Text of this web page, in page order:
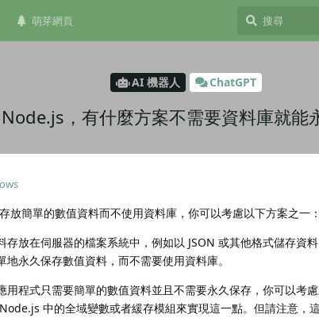
萌芽網頁
AI 機器人 ChatGPT
，有什麼方案不需要資料庫就能
放簡單的數值資料而不使用資料庫，你可以考慮以下方案之一：
存放在伺服器的檔案系統中，例如以 JSON 或其他格式儲存資
永久保存數值資料，而不需要使用資料庫。
用程式只需要簡單的數值資料並且不需要永久保存，你可以考
中的全域變數或者緩存模組來實現這一點。但請注意，